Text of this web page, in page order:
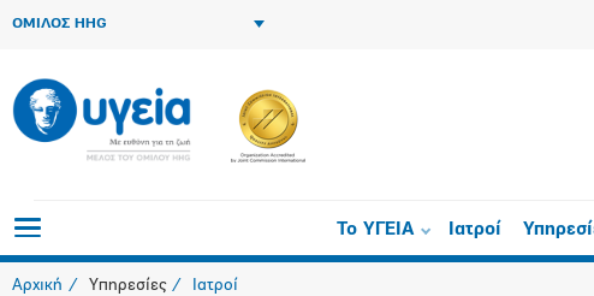
ΟΜΙΛΟΣ HHG
Το ΥΓΕΙΑ Ιατροί
Αρχική Υπηρεσίες Ιατροί